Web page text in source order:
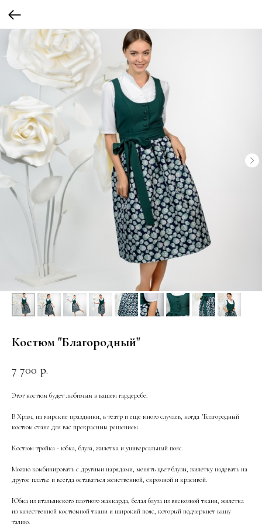
Костюм "Благородный"
7 700 р.
Этот костюм будет любимым в вашем гардеробе.
В Храм, на мирские праздники, в театр и еще много случаев, когда "Благородный
костюм стане для вас прекрасным решением.
Костюм тройка - юбка, блуза, жилетка и универсальный пояс.
Можно комбинировать с другими нарядами, менять цвет блузы, жилетку надевать на
другое платье и всегда оставаться женственной, скромной и красивой.
Юбка из итальянского плотного жаккарда, белая блуза из вискозной ткани, жилетка
из качественной костюмной ткани и широкий пояс, который подчеркнет вашу
талию.